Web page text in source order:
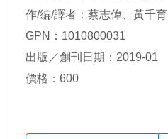
作/編/譯者：蔡志偉、黃千育
GPN：1010800031
出版／創刊日期：2019-01
價格：600